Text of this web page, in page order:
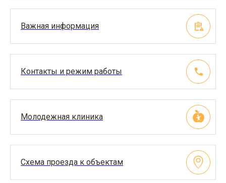
Важная информация
Контакты и режим работы
Молодежная клиника
Схема проезда к объектам